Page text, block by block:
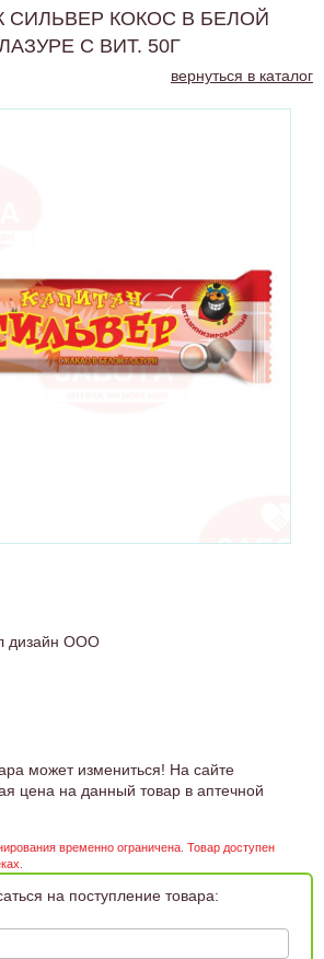
СИЛЬВЕР КОКОС В БЕЛОЙ
С ВИТ. 50Г
вернуться в каталог
дизайн ООО
может измениться! На сайте
цена на данный товар в аптечной
временно ограничена. Товар доступен
на поступление товара: